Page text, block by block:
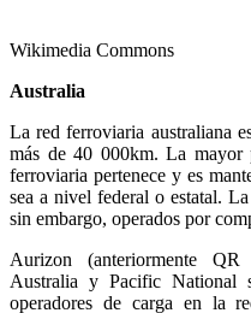
Wikimedia Commons
Australia
La red ferroviaria australiana
más de 40 000km. La mayor
ferroviaria pertenece y es
sea a nivel federal o estatal.
sin embargo, operados por
Aurizon (anteriormente
Australia y Pacific National
operadores de carga en la